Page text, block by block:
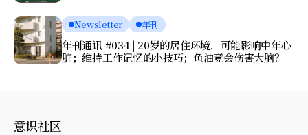
Newsletter 年刊
年刊通讯 #034 | 20岁的居住环境，可能影响中年心
脏；维持工作记忆的小技巧；鱼油竟会伤害大脑？
意识社区